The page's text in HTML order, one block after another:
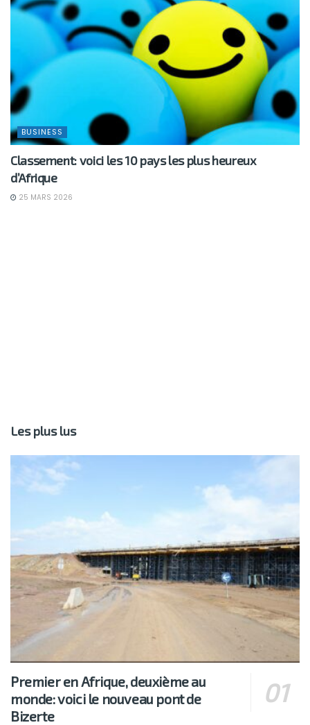
BUSINESS
Classement: voici les 10 pays les plus heureux
d’Afrique
25 MARS 2026
Les plus lus
Premier en Afrique, deuxième au
monde: voici le nouveau pont de
Bizerte